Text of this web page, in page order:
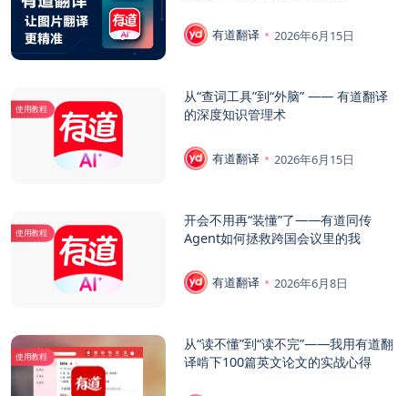
有道翻译 2026年6月15日
使用教程
从“查词工具”到“外脑” —— 有道翻译
的深度知识管理术
有道翻译 2026年6月15日
使用教程
开会不用再“装懂”了——有道同传
Agent如何拯救跨国会议里的我
有道翻译 2026年6月8日
使用教程
从“读不懂”到“读不完”——我用有道翻
译啃下100篇英文论文的实战心得